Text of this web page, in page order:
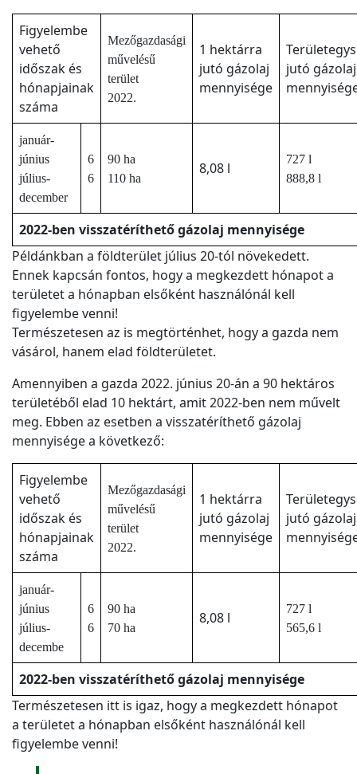
Figyelembe
vehető
időszak és
hónapjainak
száma
Mezőgazdasági
művelésű
terület
2022.
1 hektárra
jutó gázolaj
mennyisége
jutó gázolaj
január-
június
július-
december
6
6
90 ha
110 ha
8,08 l
727 l
888,8 l
2022-ben visszatéríthető gázolaj mennyisége
Példánkban a földterület július 20-tól növekedett.
Ennek kapcsán fontos, hogy a megkezdett hónapot a
területet a hónapban elsőként használónál kell
figyelembe venni!
Természetesen az is megtörténhet, hogy a gazda nem
vásárol, hanem elad földterületet.
Amennyiben a gazda 2022. június 20-án a 90 hektáros
területéből elad 10 hektárt, amit 2022-ben nem művelt
meg. Ebben az esetben a visszatéríthető gázolaj
mennyisége a következő:
Figyelembe
vehető
időszak és
hónapjainak
száma
Mezőgazdasági
művelésű
terület
2022.
1 hektárra
jutó gázolaj
mennyisége
jutó gázolaj
január-
június
július-
decembe
6
6
90 ha
70 ha
8,08 l
727 l
565,6 l
2022-ben visszatéríthető gázolaj mennyisége
Természetesen itt is igaz, hogy a megkezdett hónapot
a területet a hónapban elsőként használónál kell
figyelembe venni!